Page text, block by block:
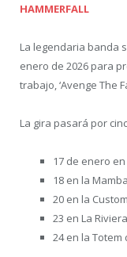
HAMMERFALL
La legendaria banda
enero de 2026 para
trabajo, ‘Avenge The
La gira pasará por
17 de enero
18 en la
20 en la
23 en La
24 en la Totem